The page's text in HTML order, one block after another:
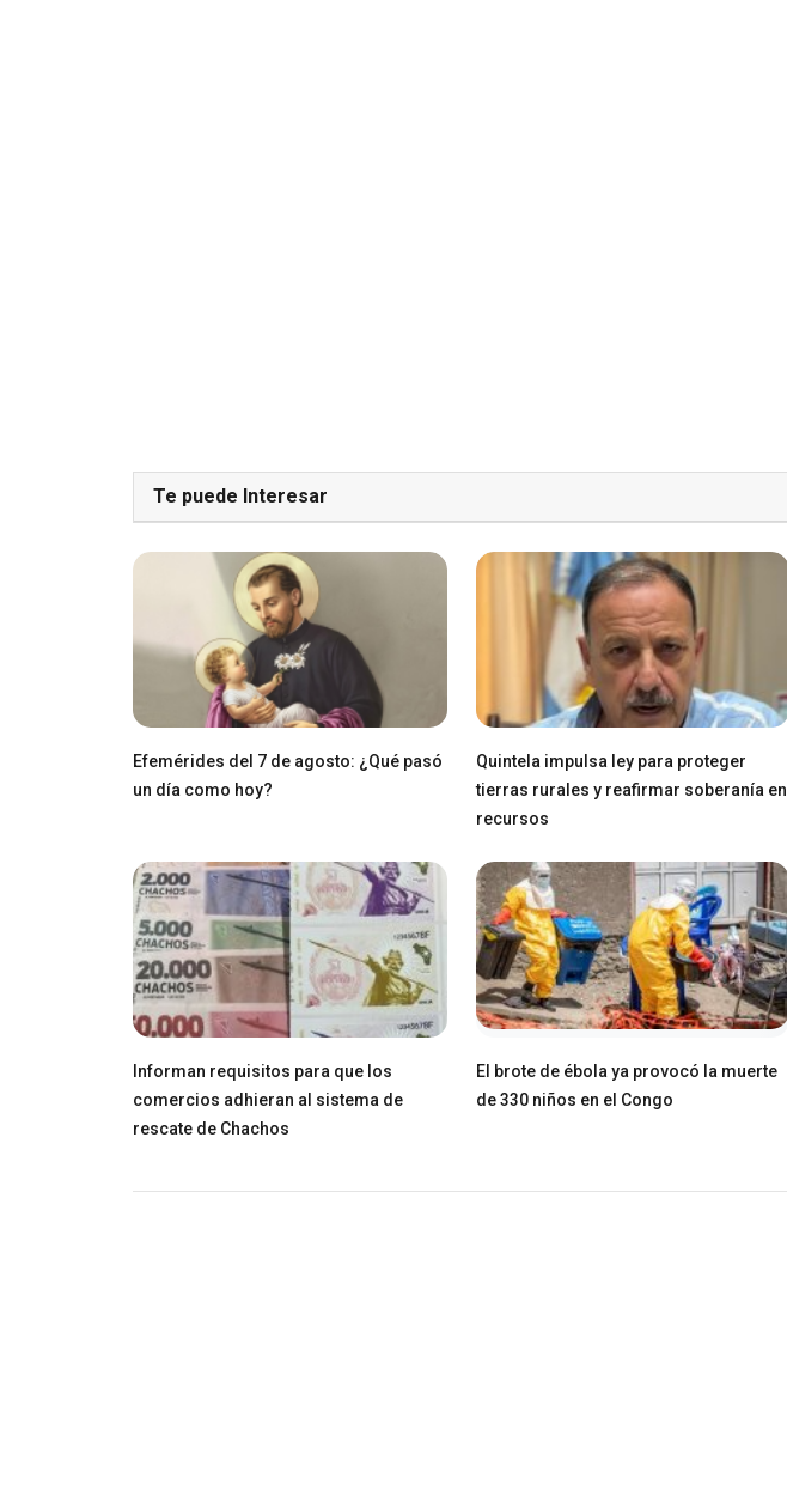
Te puede Interesar
Efemérides del 7 de agosto: ¿Qué pasó
un día como hoy?
Quintela impulsa ley para proteger
tierras rurales y reafirmar soberanía en
recursos
Informan requisitos para que los
comercios adhieran al sistema de
rescate de Chachos
El brote de ébola ya provocó la muerte
de 330 niños en el Congo